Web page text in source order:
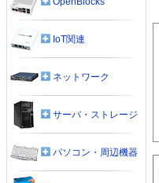
IoT関連
ネットワーク
サーバ・ストレージ
パソコン・周辺機器